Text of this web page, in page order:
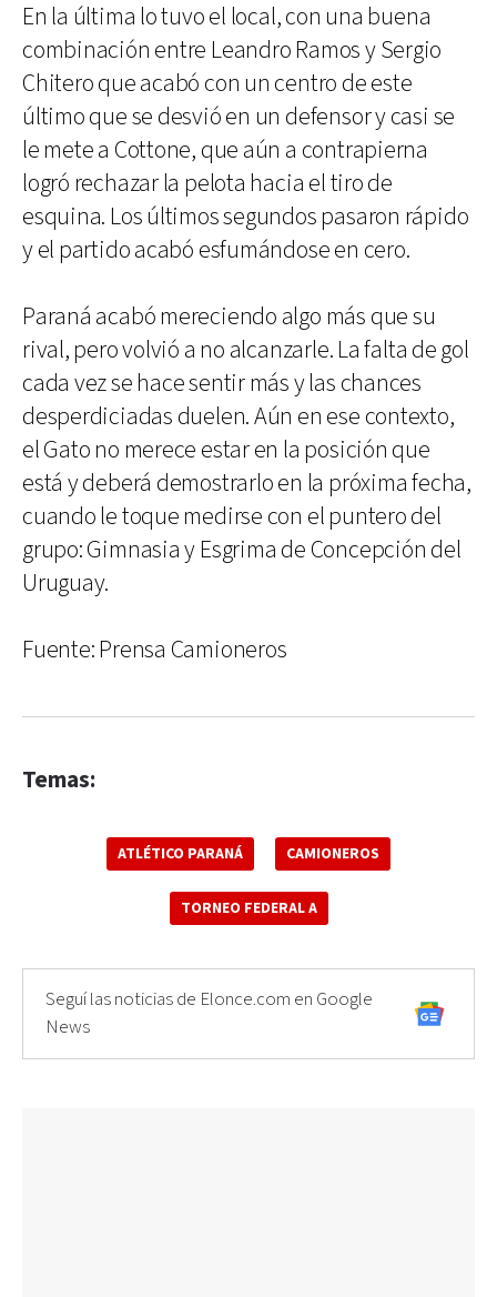
En la última lo tuvo el local, con una buena
combinación entre Leandro Ramos y Sergio
Chitero que acabó con un centro de este
último que se desvió en un defensor y casi se
le mete a Cottone, que aún a contrapierna
logró rechazar la pelota hacia el tiro de
esquina. Los últimos segundos pasaron rápido
y el partido acabó esfumándose en cero.
Paraná acabó mereciendo algo más que su
rival, pero volvió a no alcanzarle. La falta de gol
cada vez se hace sentir más y las chances
desperdiciadas duelen. Aún en ese contexto,
el Gato no merece estar en la posición que
está y deberá demostrarlo en la próxima fecha,
cuando le toque medirse con el puntero del
grupo: Gimnasia y Esgrima de Concepción del
Uruguay.
Fuente: Prensa Camioneros
Temas:
ATLÉTICO PARANÁ CAMIONEROS
TORNEO FEDERAL A
Seguí las noticias de Elonce.com en Google
News